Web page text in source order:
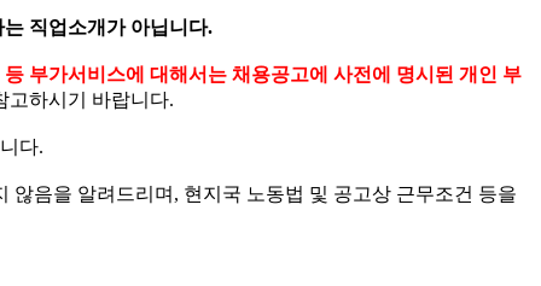
직업소개가 아닙니다.
부가서비스에 대해서는 채용공고에 사전에 명시된 개인 부
고하시기 바랍니다.
다.
않음을 알려드리며, 현지국 노동법 및 공고상 근무조건 등을